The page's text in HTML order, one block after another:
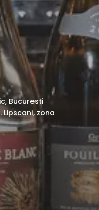
Bucuresti
zona